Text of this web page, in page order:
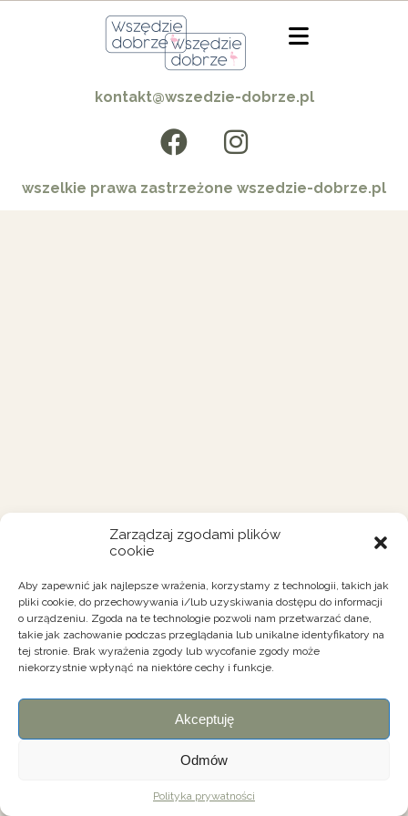
Zarządzaj zgodami plików
cookie
Aby zapewnić jak najlepsze wrażenia, korzystamy z technologii, takich jak
pliki cookie, do przechowywania i/lub uzyskiwania dostępu do informacji
o urządzeniu. Zgoda na te technologie pozwoli nam przetwarzać dane,
takie jak zachowanie podczas przeglądania lub unikalne identyfikatory na
tej stronie. Brak wyrażenia zgody lub wycofanie zgody może
niekorzystnie wpłynąć na niektóre cechy i funkcje.
Akceptuję
Odmów
Polityka prywatności
kontakt@wszedzie-dobrze.pl
wszelkie prawa zastrzeżone wszedzie-dobrze.pl